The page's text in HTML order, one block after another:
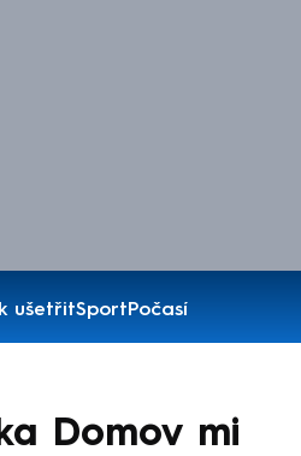
ušetřitSportPočasí
Domov mi